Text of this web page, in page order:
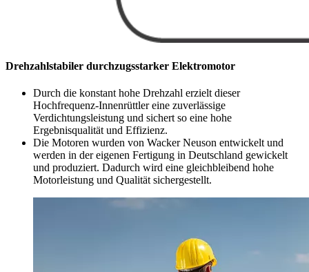
Drehzahlstabiler durchzugsstarker Elektromotor
Durch die konstant hohe Drehzahl erzielt dieser
Hochfrequenz-Innenrüttler eine zuverlässige
Verdichtungsleistung und sichert so eine hohe
Ergebnisqualität und Effizienz.
Die Motoren wurden von Wacker Neuson entwickelt und
werden in der eigenen Fertigung in Deutschland gewickelt
und produziert. Dadurch wird eine gleichbleibend hohe
Motorleistung und Qualität sichergestellt.